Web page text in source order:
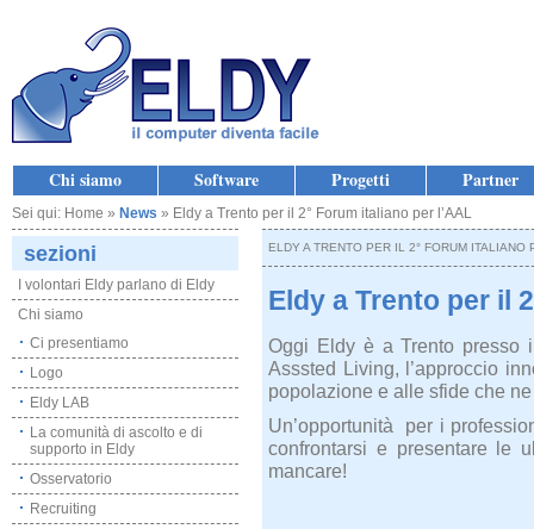
Chi siamo Software Progetti Partner
Sei qui: Home » News » Eldy a Trento per il 2° Forum italiano per l’AAL
sezioni
I volontari Eldy parlano di Eldy
Chi siamo
Ci presentiamo
Logo
Eldy LAB
La comunità di ascolto e di
supporto in Eldy
Osservatorio
Recruiting
ELDY A TRENTO PER IL 2° FORUM ITALIANO
Eldy a Trento per il
Oggi Eldy è a Trento presso
Asssted Living, l’approccio
popolazione e alle sfide che
Un’opportunità per i
confrontarsi e presentare le
mancare!